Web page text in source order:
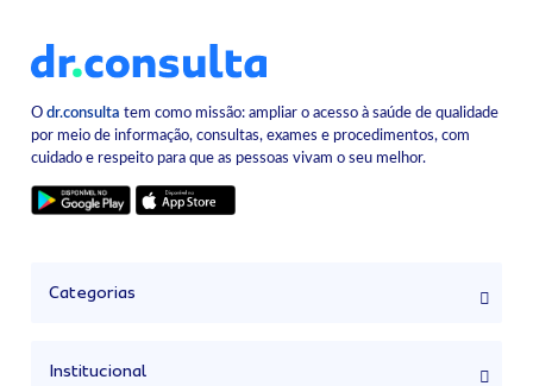
Odr.consulta tem como missão: ampliar o acesso à saúde de qualidade
por meio de informação, consultas, exames e procedimentos, com
cuidado e respeito para que as pessoas vivam o seu melhor.
Categorias
Institucional